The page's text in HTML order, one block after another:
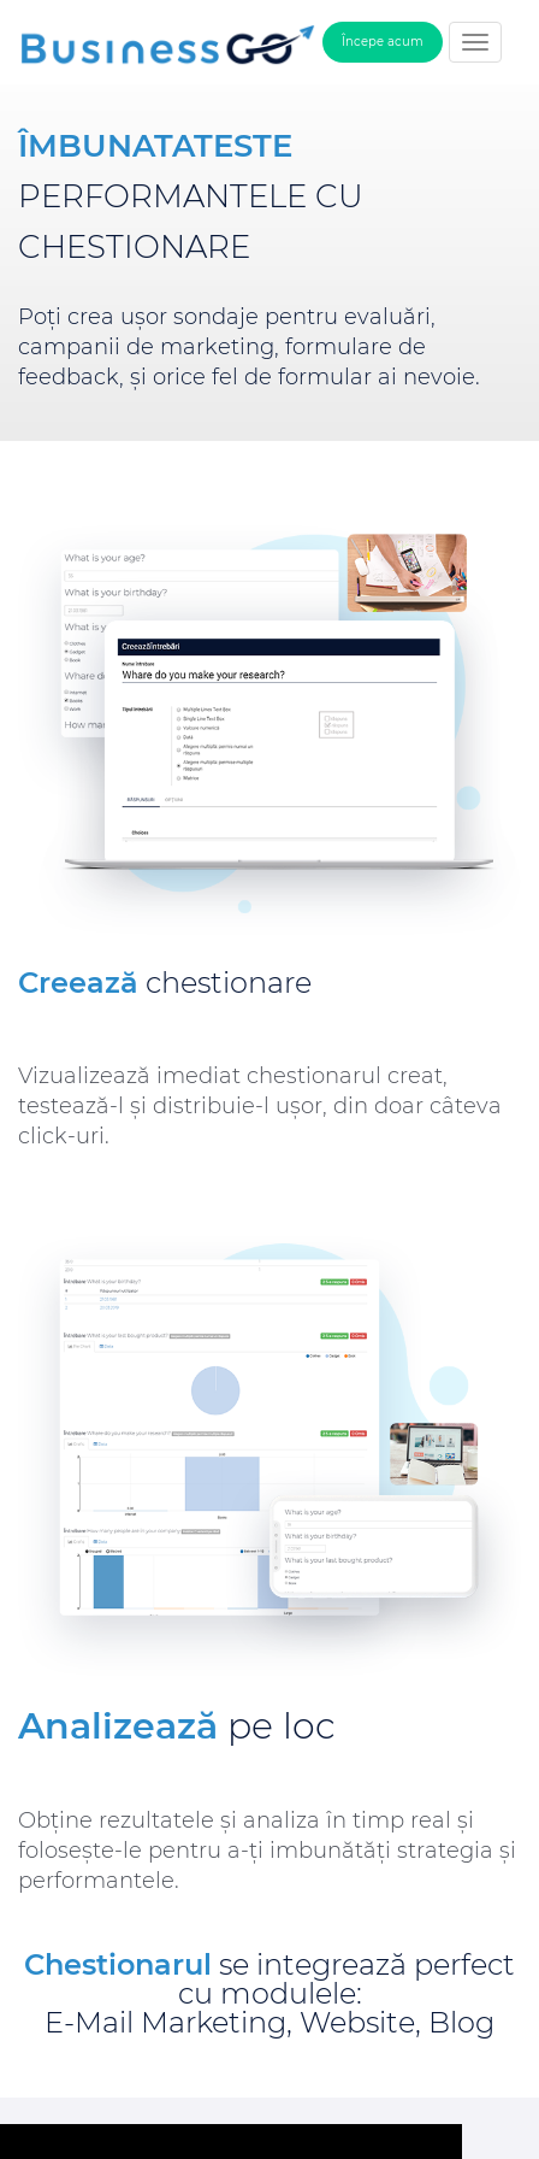
Începe acum
ÎMBUNATATESTE
PERFORMANTELE CU
CHESTIONARE
Poți crea ușor sondaje pentru evaluări,
campanii de marketing, formulare de
feedback, și orice fel de formular ai nevoie.
Creează chestionare
Vizualizează imediat chestionarul creat,
testează-l și distribuie-l ușor, din doar câteva
click-uri.
Analizează pe loc
Obține rezultatele și analiza în timp real și
folosește-le pentru a-ți imbunătăți strategia și
performantele.
Chestionarul se integrează perfect
cu modulele:
E-Mail Marketing, Website, Blog